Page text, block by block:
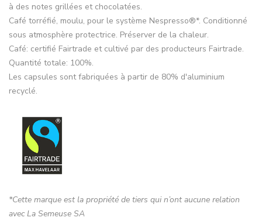
à des notes grillées et chocolatées.
Café torréfié, moulu, pour le système Nespresso®*. Conditionné
sous atmosphère protectrice. Préserver de la chaleur.
Café: certifié Fairtrade et cultivé par des producteurs Fairtrade.
Quantité totale: 100%.
Les capsules sont fabriquées à partir de 80% d'aluminium
recyclé.
*Cette marque est la propriété de tiers qui n’ont aucune relation
avec La Semeuse SA